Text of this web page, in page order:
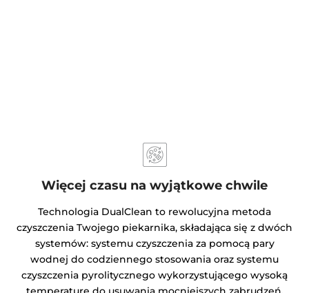
Więcej czasu na wyjątkowe chwile
Technologia DualClean to rewolucyjna metoda
czyszczenia Twojego piekarnika, składająca się z dwóch
systemów: systemu czyszczenia za pomocą pary
wodnej do codziennego stosowania oraz systemu
czyszczenia pyrolitycznego wykorzystującego wysoką